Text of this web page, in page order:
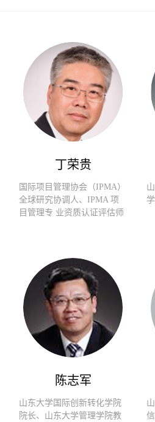
丁荣贵
国际项目管理协会（IPMA）
全球研究协调人、IPMA 项
目管理专 业资质认证评估师
陈志军
山东大学国际创新转化学院
院长、山东大学管理学院教